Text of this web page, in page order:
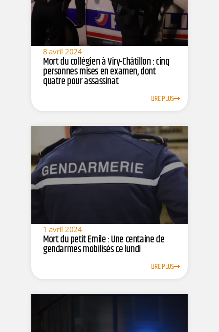
8 avril 2024
Mort du collégien à Viry-Châtillon : cinq
personnes mises en examen, dont
quatre pour assassinat
LIRE PLUS
1 avril 2024
Mort du petit Emile : Une centaine de
gendarmes mobilisés ce lundi
LIRE PLUS